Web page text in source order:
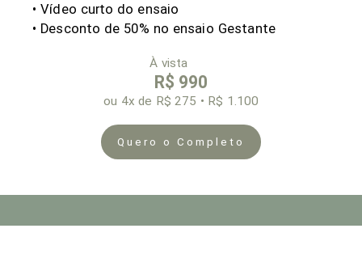
• Vídeo curto do ensaio
• Desconto de 50% no ensaio Gestante
À vista
R$ 990
ou 4x de R$ 275 • R$ 1.100
Quero o Completo